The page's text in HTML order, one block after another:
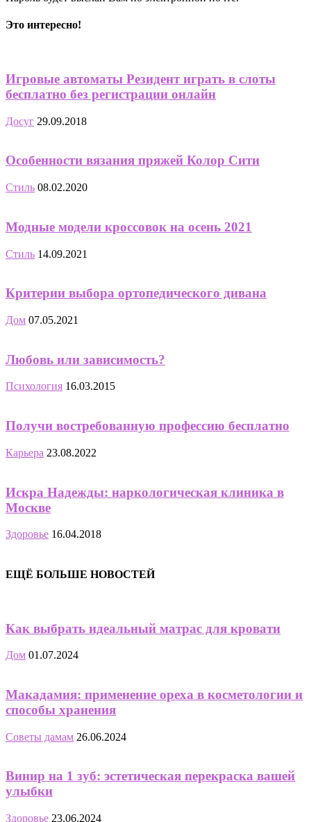
Это интересно!
Игровые автоматы Резидент играть в слоты
бесплатно без регистрации онлайн
Досуг 29.09.2018
Особенности вязания пряжей Колор Сити
Стиль 08.02.2020
Модные модели кроссовок на осень 2021
Стиль 14.09.2021
Критерии выбора ортопедического дивана
Дом 07.05.2021
Любовь или зависимость?
Психология 16.03.2015
Получи востребованную профессию бесплатно
Карьера 23.08.2022
Искра Надежды: наркологическая клиника в
Москве
Здоровье 16.04.2018
ЕЩЁ БОЛЬШЕ НОВОСТЕЙ
Как выбрать идеальный матрас для кровати
Дом 01.07.2024
Макадамия: применение ореха в косметологии и
способы хранения
Советы дамам 26.06.2024
Винир на 1 зуб: эстетическая перекраска вашей
улыбки
Здоровье 23.06.2024